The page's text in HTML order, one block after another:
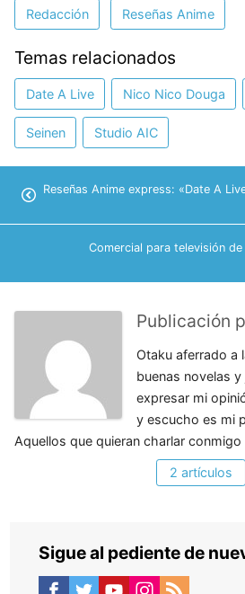
Redacción Reseñas Anime
Temas relacionados
Date A Live Nico Nico Douga
Seinen Studio AIC
Reseñas Anime express: «Date A
Comercial para televisión de
Publicación
Otaku aferrado a
buenas novelas y
expresar mi
y escucho es mi
Aquellos que quieran charlar
2 artículos
Sigue al pediente de